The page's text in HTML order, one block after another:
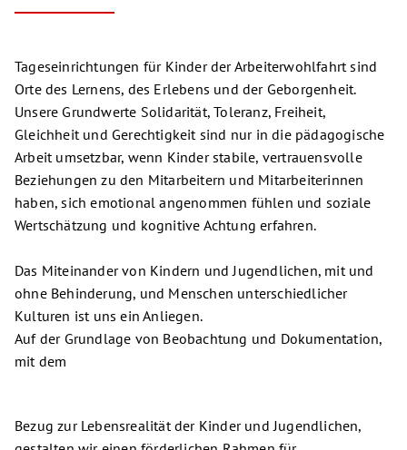
Tageseinrichtungen für Kinder der Arbeiterwohlfahrt sind
Orte des Lernens, des Erlebens und der Geborgenheit.
Unsere Grundwerte Solidarität, Toleranz, Freiheit,
Gleichheit und Gerechtigkeit sind nur in die pädagogische
Arbeit umsetzbar, wenn Kinder stabile, vertrauensvolle
Beziehungen zu den Mitarbeitern und Mitarbeiterinnen
haben, sich emotional angenommen fühlen und soziale
Wertschätzung und kognitive Achtung erfahren.
Das Miteinander von Kindern und Jugendlichen, mit und
ohne Behinderung, und Menschen unterschiedlicher
Kulturen ist uns ein Anliegen.
Auf der Grundlage von Beobachtung und Dokumentation,
mit dem
Bezug zur Lebensrealität der Kinder und Jugendlichen,